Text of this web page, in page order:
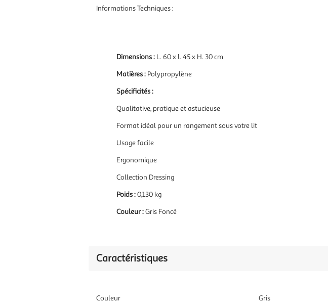
Informations Techniques :
Dimensions : L. 60 x l. 45 x H. 30 cm
Matières : Polypropylène
Spécificités :
Qualitative, pratique et astucieuse
Format idéal pour un rangement sous votre lit
Usage facile
Ergonomique
Collection Dressing
Poids :0,130 kg
Couleur :Gris Foncé
Caractéristiques
Couleur
Gris